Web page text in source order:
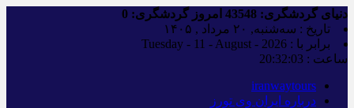
دنیای گردشگری: امروز گردشگری:
تاریخ : سه‌شنبه, ۲۰ مرداد , ۱۴۰۵
برابر با : Tuesday - 11 - August - 2026
ساعت : 20:32:04
iranwaytours
درباره ایران وی تورز